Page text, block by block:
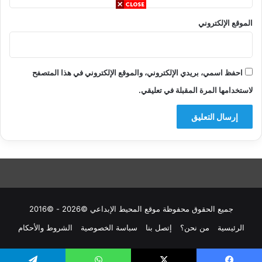
الموقع الإلكتروني
احفظ اسمي، بريدي الإلكتروني، والموقع الإلكتروني في هذا المتصفح
لاستخدامها المرة المقبلة في تعليقي.
جميع الحقوق محفوظة موقع المحيط الإبداعي ©2026 - ©2016
الرئيسية
من نحن؟ إتصل بنا سباسة الخصوصية الشروط والأحكام